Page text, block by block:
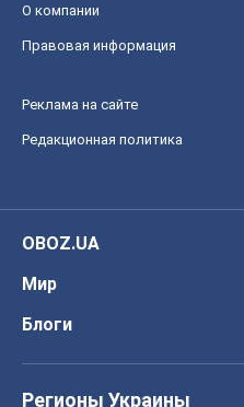
О компании
Правовая информация
Реклама на сайте
Редакционная политика
OBOZ.UA
Мир
Блоги
Регионы Украины